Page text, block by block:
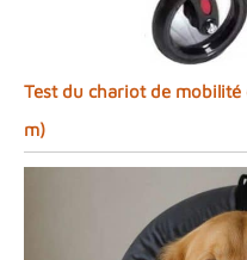
Test du chariot de
m)